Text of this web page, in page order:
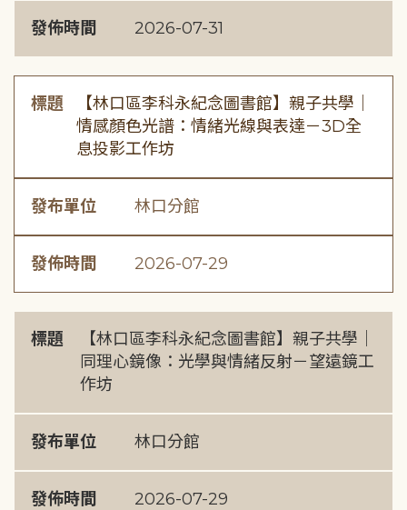
發佈時間 2026-07-31
標題
【林口區李科永紀念圖書館】親子共學｜
情感顏色光譜：情緒光線與表達－3D全
息投影工作坊
發布單位 林口分館
發佈時間 2026-07-29
標題
【林口區李科永紀念圖書館】親子共學｜
同理心鏡像：光學與情緒反射－望遠鏡工
作坊
發布單位 林口分館
發佈時間 2026-07-29